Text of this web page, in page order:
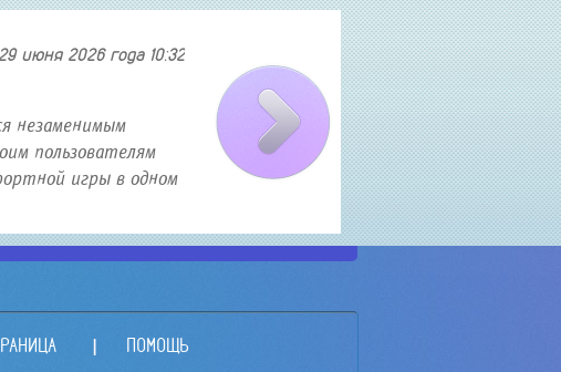
29 июня 2026 года 10:32
незаменимым
пользователям
игры в одном
Как найти и приобрести
В современном мире полеты становятся
искать авиабилеты по выгодным ценам.
то эта статья именно для вас. В ней я
о секретных трюка...
ПОМОЩЬ